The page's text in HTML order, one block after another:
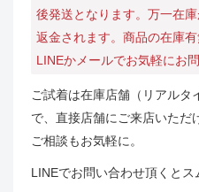
後発送となります。万一在
返金されます。商品の在庫
LINEかメールでお気軽にお
ご試着は在庫店舗（リアルタ
で、直接店舗にご来店いただ
ご相談もお気軽に。
LINEでお問い合わせ頂くとス